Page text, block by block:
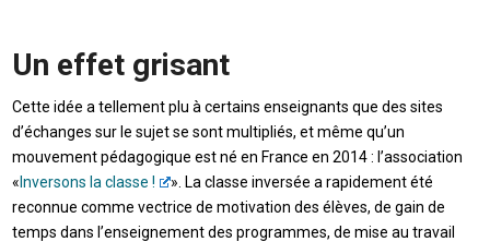
Un effet grisant
Cette idée a tellement plu à certains enseignants que des sites
d’échanges sur le sujet se sont multipliés, et même qu’un
mouvement pédagogique est né en France en 2014 : l’association
«Inversons la classe !
». La classe inversée a rapidement été
reconnue comme vectrice de motivation des élèves, de gain de
temps dans l’enseignement des programmes, de mise au travail